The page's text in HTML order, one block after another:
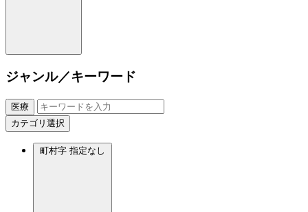
ジャンル／キーワード
医療
カテゴリ選択
町村字 指定なし